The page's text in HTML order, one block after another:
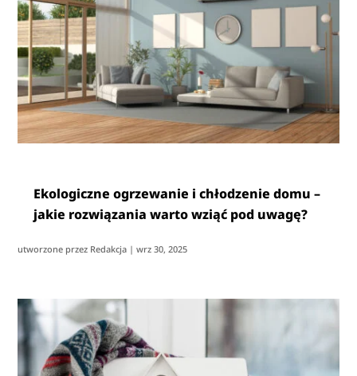
Ekologiczne ogrzewanie i chłodzenie domu –
jakie rozwiązania warto wziąć pod uwagę?
utworzone przez Redakcja |wrz 30, 2025